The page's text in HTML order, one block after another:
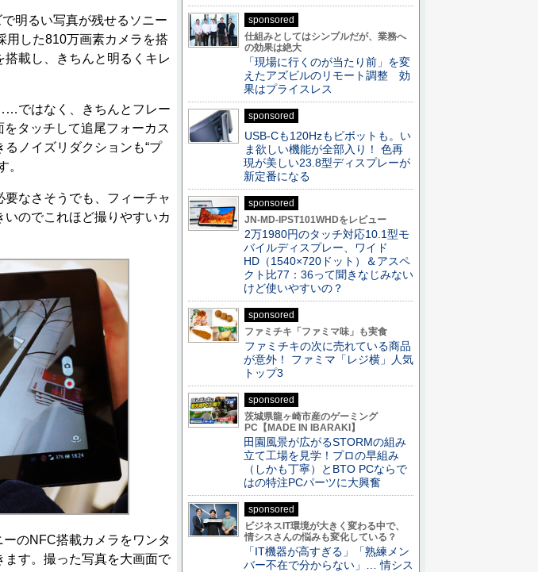
明るい写真が残せるソニー
用した810万画素カメラを搭
載し、きちんと明るくキレ
ではなく、きちんとフレー
タッチして追尾フォーカス
ノイズリダクションも“プ
。
なさそうでも、フィーチャ
のでこれほど撮りやすいカ
のNFC搭載カメラをワンタ
ます。撮った写真を大画面で
sponsored
仕組みとしてはシンプルだが、業務へ
の効果は絶大
「現場に行くのが当たり前」を変
えたアズビルのリモート調整 効
果はプライスレス
sponsored
USB-Cも120Hzもピボットも。い
ま欲しい機能が全部入り！ 色再
現が美しい23.8型ディスプレーが
新定番になる
sponsored
JN-MD-IPST101WHDをレビュー
2万1980円のタッチ対応10.1型モ
バイルディスプレー、ワイド
HD（1540×720ドット）＆アスペ
クト比77：36って聞きなじみない
けど使いやすいの？
sponsored
ファミチキ「ファミマ味」も実食
ファミチキの次に売れている商品
が意外！ ファミマ「レジ横」人気
トップ3
sponsored
茨城県龍ヶ崎市産のゲーミング
PC【MADE IN IBARAKI】
田園風景が広がるSTORMの組み
立て工場を見学！プロの早組み
（しかも丁寧）とBTO PCならで
はの特注PCパーツに大興奮
sponsored
ビジネスIT環境が大きく変わる中で、
情シスさんの悩みも変化している？
「IT機器が高すぎる」「熟練メン
バー不在で分からない」… 情シス